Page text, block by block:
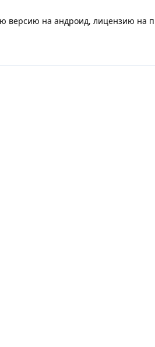
версию на андроид, лицензию на